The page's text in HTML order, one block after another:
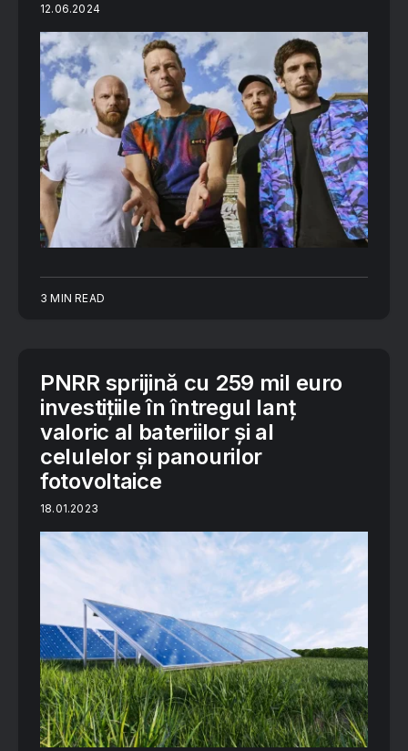
12.06.2024
3 MIN READ
PNRR sprijină cu 259 mil euro
investițiile în întregul lanț
valoric al bateriilor și al
celulelor și panourilor
fotovoltaice
18.01.2023